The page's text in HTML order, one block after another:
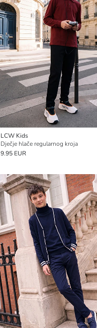
LCW Kids
Dječje hlače regularnog kroja
9.95 EUR